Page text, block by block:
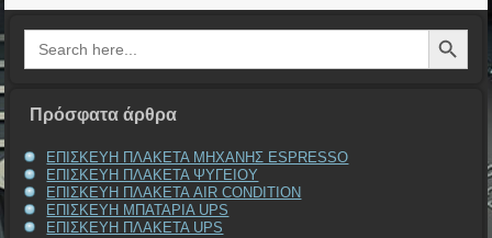
Search
for:
Search Button
Πρόσφατα άρθρα
ΕΠΙΣΚΕΥΗ ΠΛΑΚΕΤΑ ΜΗΧΑΝΗΣ ESPRESSO
ΕΠΙΣΚΕΥΗ ΠΛΑΚΕΤΑ ΨΥΓΕΙΟΥ
ΕΠΙΣΚΕΥΗ ΠΛΑΚΕΤΑ AIR CONDITION
ΕΠΙΣΚΕΥΗ ΜΠΑΤΑΡΙΑ UPS
ΕΠΙΣΚΕΥΗ ΠΛΑΚΕΤΑ UPS